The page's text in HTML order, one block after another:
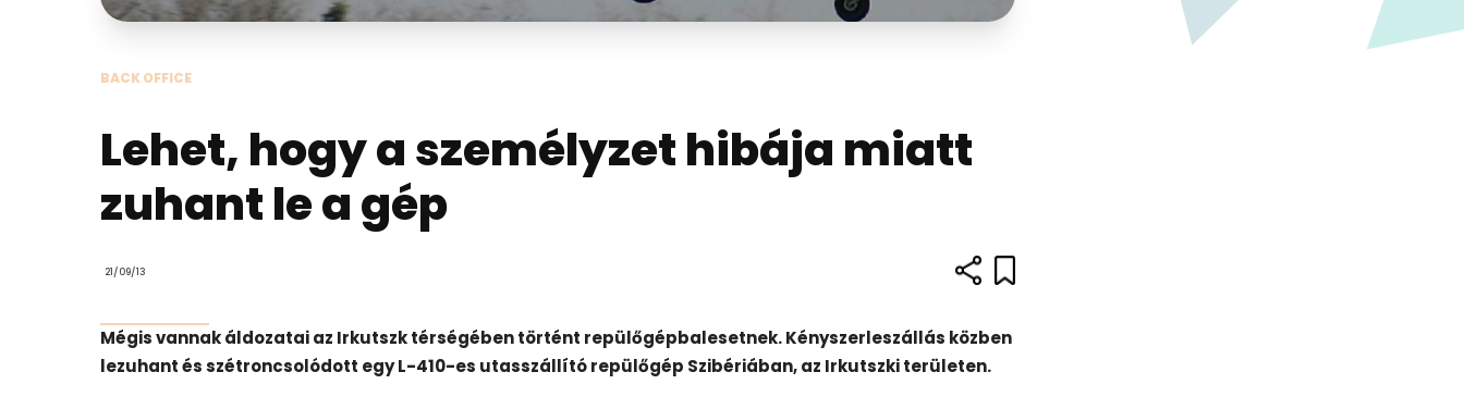
BACK OFFICE
Lehet, hogy a személyzet hibája miatt
zuhant le a gép
21/09/13
Mégis vannak áldozatai az Irkutszk térségében történt repülőgépbalesetnek. Kényszerleszállás közben
lezuhant és szétroncsolódott egy L-410-es utasszállító repülőgép Szibériában, az Irkutszki területen.